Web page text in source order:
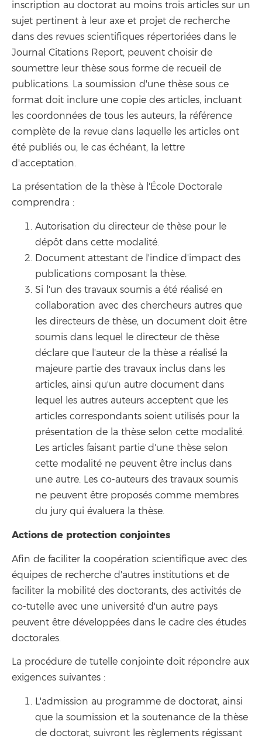
inscription au doctorat au moins trois articles sur un
sujet pertinent à leur axe et projet de recherche
dans des revues scientifiques répertoriées dans le
Journal Citations Report, peuvent choisir de
soumettre leur thèse sous forme de recueil de
publications. La soumission d'une thèse sous ce
format doit inclure une copie des articles, incluant
les coordonnées de tous les auteurs, la référence
complète de la revue dans laquelle les articles ont
été publiés ou, le cas échéant, la lettre
d'acceptation.
La présentation de la thèse à l'École Doctorale
comprendra :
Autorisation du directeur de thèse pour le
dépôt dans cette modalité.
Document attestant de l'indice d'impact des
publications composant la thèse.
Si l'un des travaux soumis a été réalisé en
collaboration avec des chercheurs autres que
les directeurs de thèse, un document doit être
soumis dans lequel le directeur de thèse
déclare que l'auteur de la thèse a réalisé la
majeure partie des travaux inclus dans les
articles, ainsi qu'un autre document dans
lequel les autres auteurs acceptent que les
articles correspondants soient utilisés pour la
présentation de la thèse selon cette modalité.
Les articles faisant partie d'une thèse selon
cette modalité ne peuvent être inclus dans
une autre. Les co-auteurs des travaux soumis
ne peuvent être proposés comme membres
du jury qui évaluera la thèse.
Actions de protection conjointes
Afin de faciliter la coopération scientifique avec des
équipes de recherche d'autres institutions et de
faciliter la mobilité des doctorants, des activités de
co-tutelle avec une université d'un autre pays
peuvent être développées dans le cadre des études
doctorales.
La procédure de tutelle conjointe doit répondre aux
exigences suivantes :
L'admission au programme de doctorat, ainsi
que la soumission et la soutenance de la thèse
de doctorat, suivront les règlements régissant